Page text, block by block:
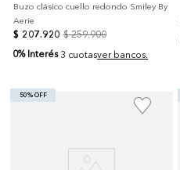
Buzo clásico cuello redondo Smiley By
Aerie
$ 207.920 $ 259.900
0% Interés 3 cuotasver bancos.
50% OFF